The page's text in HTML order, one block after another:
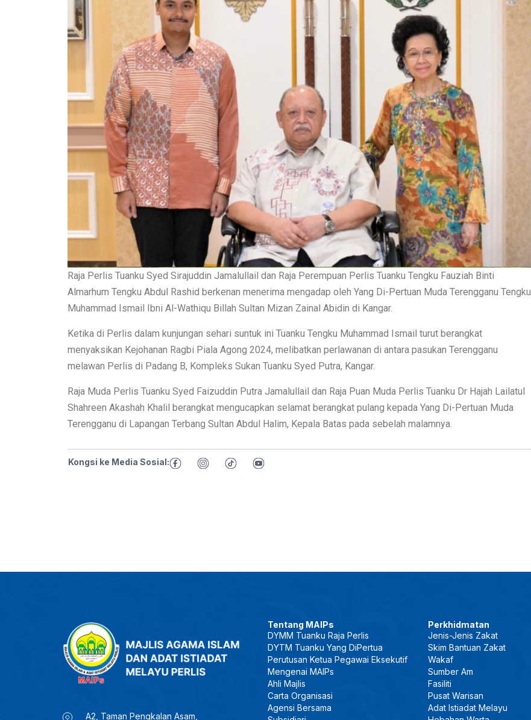
Raja Perlis Tuanku Syed Sirajuddin Jamalullail dan Raja Perempuan Perlis Tuanku Tengku Fauziah Binti
Almarhum Tengku Abdul Rashid berkenan menerima mengadap oleh Yang Di-Pertuan Muda Terengganu Tengku
Muhammad Ismail Ibni Al-Wathiqu Billah Sultan Mizan Zainal Abidin di Kangar.
Ketika di Perlis dalam kunjungan sehari suntuk ini Tuanku Tengku Muhammad Ismail turut berangkat
menyaksikan Kejohanan Ragbi Piala Agong 2024, melibatkan perlawanan di antara pasukan Terengganu
melawan Perlis di Padang B, Kompleks Sukan Tuanku Syed Putra, Kangar.
Raja Muda Perlis Tuanku Syed Faizuddin Putra Jamalullail dan Raja Puan Muda Perlis Tuanku Dr Hajah Lailatul
Shahreen Akashah Khalil berangkat mengucapkan selamat berangkat pulang kepada Yang Di-Pertuan Muda
Terengganu di Lapangan Terbang Sultan Abdul Halim, Kepala Batas pada sebelah malamnya.
Kongsi ke Media Sosial:
A2, Taman Pengkalan Asam,
Tentang MAIPs
DYMM Tuanku Raja Perlis
DYTM Tuanku Yang DiPertua
Perutusan Ketua Pegawai Eksekutif
Mengenai MAIPs
Ahli Majlis
Carta Organisasi
Agensi Bersama
Perkhidmatan
Jenis-Jenis Zakat
Skim Bantuan Zakat
Wakaf
Sumber Am
Fasiliti
Pusat Warisan
Adat Istiadat Melayu